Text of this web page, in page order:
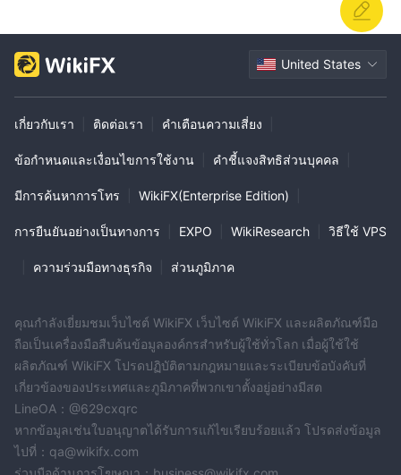
United States
เกี่ยวกับเรา ติดต่อเรา คำเตือนความเสี่ยง
ข้อกำหนดและเงื่อนไขการใช้งาน คำชี้แจงสิทธิส่วนบุคคล
มีการค้นหาการโทร WikiFX(Enterprise Edition)
การยืนยันอย่างเป็นทางการ EXPO WikiResearch วิธีใช้ VPS
ความร่วมมือทางธุรกิจ ส่วนภูมิภาค
คุณกำลังเยี่ยมชมเว็บไซต์ WikiFX เว็บไซต์ WikiFX และผลิตภัณฑ์มือ
ถือเป็นเครื่องมือสืบค้นข้อมูลองค์กรสำหรับผู้ใช้ทั่วโลก เมื่อผู้ใช้ใช้
ผลิตภัณฑ์ WikiFX โปรดปฏิบัติตามกฎหมายและระเบียบข้อบังคับที่
เกี่ยวข้องของประเทศและภูมิภาคที่พวกเขาตั้งอยู่อย่างมีสต
LineOA：@629cxqrc
หากข้อมูลเช่นใบอนุญาตได้รับการแก้ไขเรียบร้อยแล้ว โปรดส่งข้อมูล
ไปที่：qa@wikifx.com